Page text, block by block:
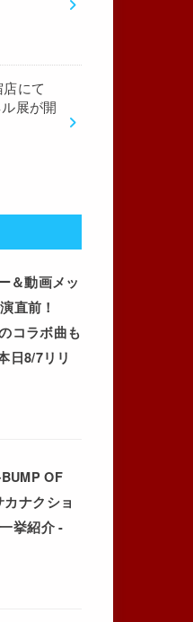
にて
展が開
＆動画メッ
直前！
コラボ曲も
日8/7リリ
OF
ナクショ
挙紹介 -